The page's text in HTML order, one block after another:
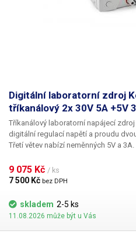
Digitální laboratorní zdroj
tříkanálový 2x 30V 5A +5V
Tříkanálový laboratorní napájecí zdroj
digitální regulací napětí a proudu
Třetí větev nabízí neměnných 5V a 3A
KA3305D umožňuje ukládání až pěti
přičemž jejich navolení je velice
ovládacím panelu. Nastavování
použití krokových otočných
mezi jednotlivými desetinnými místy.
zobrazuje na velkém displeji
displejů, každý se zobrazením 4
9 075 Kč / ks
7 500 Kč bez DPH
skladem 2-5 ks
11.08.2026 může být u Vás